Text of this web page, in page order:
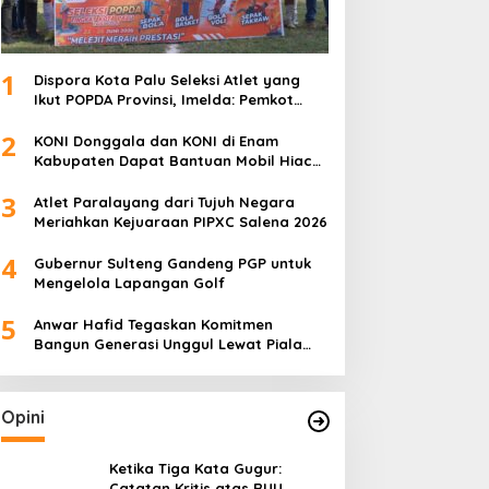
1
Dispora Kota Palu Seleksi Atlet yang
Ikut POPDA Provinsi, Imelda: Pemkot
Olahraga Pelajar
2
KONI Donggala dan KONI di Enam
Kabupaten Dapat Bantuan Mobil Hiace
3
Atlet Paralayang dari Tujuh Negara
Meriahkan Kejuaraan PIPXC Salena 2026
4
Gubernur Sulteng Gandeng PGP untuk
Mengelola Lapangan Golf
5
Anwar Hafid Tegaskan Komitmen
Bangun Generasi Unggul Lewat Piala
Opini
Ketika Tiga Kata Gugur: